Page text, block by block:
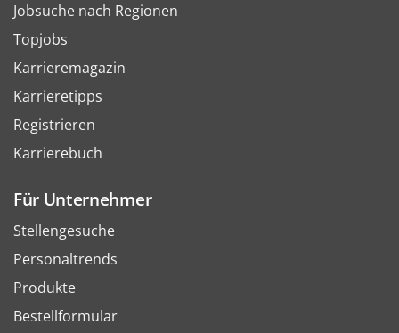
Jobsuche nach Regionen
Topjobs
Karrieremagazin
Karrieretipps
Registrieren
Karrierebuch
Für Unternehmer
Stellengesuche
Personaltrends
Produkte
Bestellformular